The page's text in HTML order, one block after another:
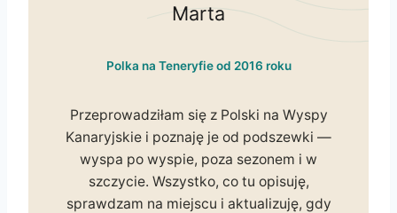
Marta
Polka na Teneryfie od 2016 roku
Przeprowadziłam się z Polski na Wyspy
Kanaryjskie i poznaję je od podszewki —
wyspa po wyspie, poza sezonem i w
szczycie. Wszystko, co tu opisuję,
sprawdzam na miejscu i aktualizuję, gdy